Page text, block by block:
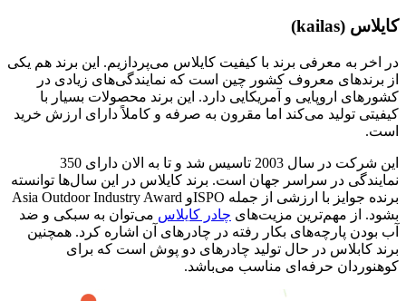
کایلاس (kailas)
در اخر به معرفی برند با کیفیت کایلاس می‌پردازیم. این برند هم یکی
از برندهای معروف کشور چین است که نمایندگی‌های زیادی در
کشورهای اروپایی و آمریکایی دارد. این برند محصولات بسیار با
کیفیتی تولید می‌کند اما مقرون به صرفه و کاملاً دارای ارزش خرید
است.
این شرکت در سال 2003 تاسیس شد و تا به الان دارای 350
نمایندگی در سراسر جهان است. برند کایلاس در این سال‌ها توانسته
برنده جوایز با ارزشی از جمله ISPOو Asia Outdoor Industry Award
بشود. از مهم‌ترین مزیت‌های چادر کایلاس می‌توان به سبکی و ضد
آب بودن پارچه‌های بکار رفته در چادرهای آن اشاره کرد. همچنین
برند کابلاس در حال تولید چادرهای دو پوش است که برای
کوهنوردان حرفه‌ای مناسب می‌باشد.